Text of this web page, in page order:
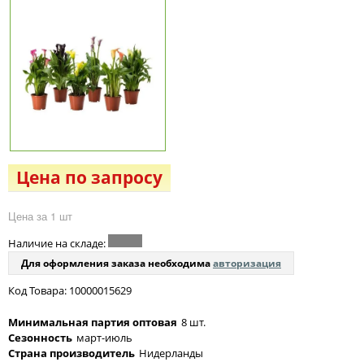
Цена по запросу
Цена за 1 шт
Наличие на складе:
Для оформления заказа необходимаавторизация
Код Товара: 10000015629
Минимальная партия оптовая 8 шт.
Сезонность март-июль
Страна производитель Нидерланды